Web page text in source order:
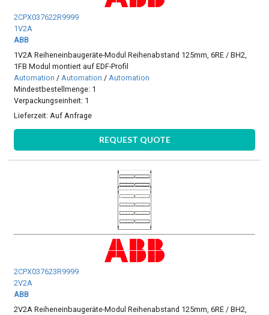
2CPX037622R9999
1V2A
ABB
1V2A Reiheneinbaugeräte-Modul Reihenabstand 125mm, 6RE / BH2,
1FB Modul montiert auf EDF-Profil
Automation / Automation / Automation
Mindestbestellmenge: 1
Verpackungseinheit: 1
Lieferzeit:Auf Anfrage
REQUEST QUOTE
2CPX037623R9999
2V2A
ABB
2V2A Reiheneinbaugeräte-Modul Reihenabstand 125mm, 6RE / BH2,